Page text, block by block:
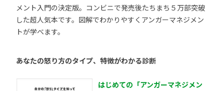
メント入門の決定版。コンビニで発売後たちまち５万部突破
した超人気本です。図解でわかりやすくアンガーマネジメン
トが学べます。
あなたの怒り方のタイプ、特徴がわかる診断
はじめての「アンガーマネジメン